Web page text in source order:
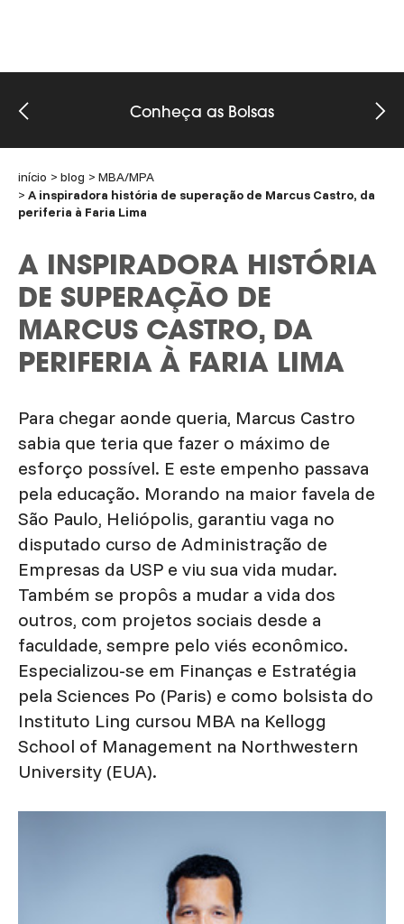
Conheça as Bolsas
início blog
MBA/MPA
A inspiradora história de superação de Marcus Castro, da
periferia à Faria Lima
A INSPIRADORA HISTÓRIA
DE SUPERAÇÃO DE
MARCUS CASTRO, DA
PERIFERIA À FARIA LIMA
Para chegar aonde queria, Marcus Castro
sabia que teria que fazer o máximo de
esforço possível. E este empenho passava
pela educação. Morando na maior favela de
São Paulo, Heliópolis, garantiu vaga no
disputado curso de Administração de
Empresas da USP e viu sua vida mudar.
Também se propôs a mudar a vida dos
outros, com projetos sociais desde a
faculdade, sempre pelo viés econômico.
Especializou-se em Finanças e Estratégia
pela Sciences Po (Paris) e como bolsista do
Instituto Ling cursou MBA na Kellogg
School of Management na Northwestern
University (EUA).